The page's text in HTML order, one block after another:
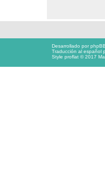
Desarrollado porphpBB
Traducción al español
Style proflat © 2017